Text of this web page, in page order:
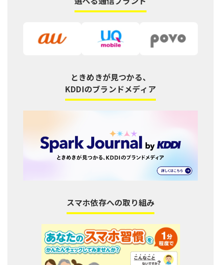
ときめきが見つかる、
KDDIのブランドメディア
スマホ依存への取り組み